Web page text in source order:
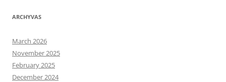
ARCHYVAS
March 2026
November 2025
February 2025
December 2024